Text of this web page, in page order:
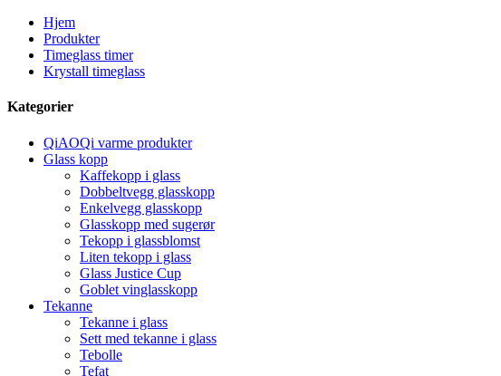
Hjem
Produkter
Timeglass timer
Krystall timeglass
Kategorier
QiAOQi varme produkter
Glass kopp
Kaffekopp i glass
Dobbeltvegg glasskopp
Enkelvegg glasskopp
Glasskopp med sugerør
Tekopp i glassblomst
Liten tekopp i glass
Glass Justice Cup
Goblet vinglasskopp
Tekanne
Tekanne i glass
Sett med tekanne i glass
Tebolle
Tefat